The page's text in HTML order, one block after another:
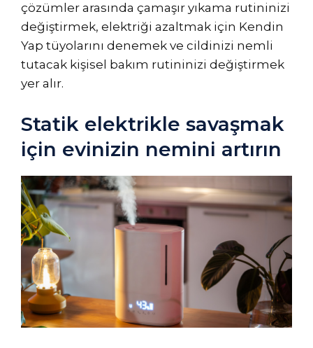
çözümler arasında çamaşır yıkama rutininizi
değiştirmek, elektriği azaltmak için Kendin
Yap tüyolarını denemek ve cildinizi nemli
tutacak kişisel bakım rutininizi değiştirmek
yer alır.
Statik elektrikle savaşmak
için evinizin nemini artırın